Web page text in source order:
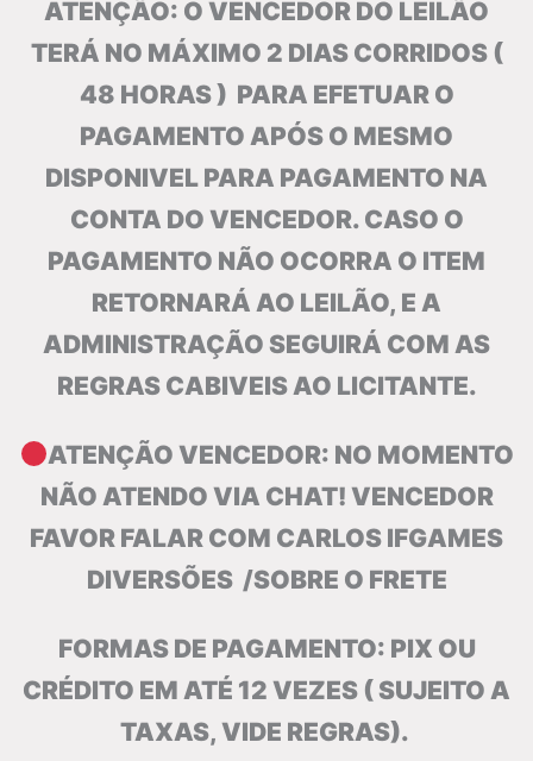
ATENÇÃO: O VENCEDOR DO LEILÃO
TERÁ NO MÁXIMO 2 DIAS CORRIDOS (
48 HORAS ) PARA EFETUAR O
PAGAMENTO APÓS O MESMO
DISPONIVEL PARA PAGAMENTO NA
CONTA DO VENCEDOR. CASO O
PAGAMENTO NÃO OCORRA O ITEM
RETORNARÁ AO LEILÃO, E A
ADMINISTRAÇÃO SEGUIRÁ COM AS
REGRAS CABIVEIS AO LICITANTE.
ATENÇÃO VENCEDOR: NO MOMENTO
NÃO ATENDO VIA CHAT! VENCEDOR
FAVOR FALAR COM CARLOS IFGAMES
DIVERSÕES /SOBRE O FRETE
FORMAS DE PAGAMENTO: PIX OU
CRÉDITO EM ATÉ 12 VEZES ( SUJEITO A
TAXAS, VIDE REGRAS).